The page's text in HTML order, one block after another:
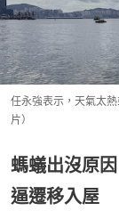
任永強表示，天氣太
片）
螞蟻出沒原
逼遷移入屋